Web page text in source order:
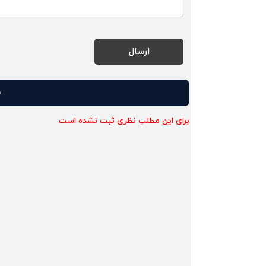
برای این مطلب نظری ثبت نشده است